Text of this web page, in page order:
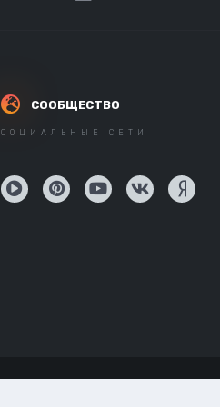
СООБЩЕСТВО
СОЦИАЛЬНЫЕ СЕТИ